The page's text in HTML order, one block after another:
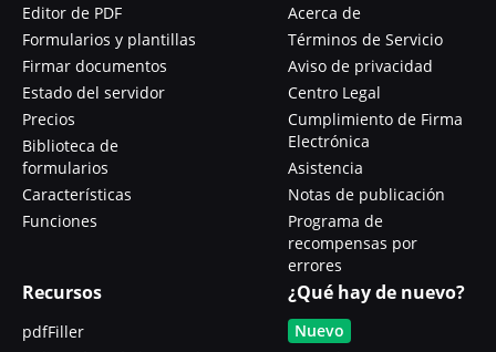
Editor de PDF
Formularios y plantillas
Firmar documentos
Estado del servidor
Precios
Biblioteca de
formularios
Características
Funciones
Acerca de
Términos de Servicio
Aviso de privacidad
Centro Legal
Cumplimiento de Firma
Electrónica
Asistencia
Notas de publicación
Programa de
recompensas por
errores
Recursos
pdfFiller
¿Qué hay de nuevo?
Nuevo